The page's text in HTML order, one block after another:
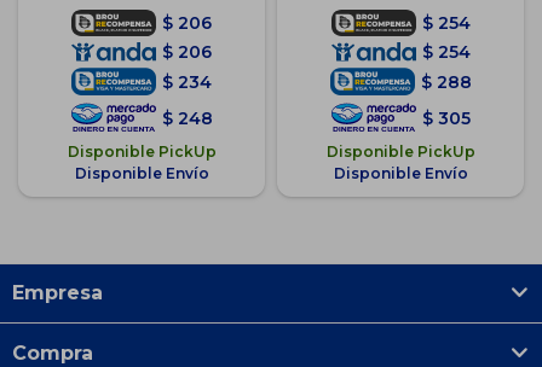
$ 206
$ 206
$ 234
$ 248
Disponible PickUp
Disponible Envío
$ 254
$ 254
$ 288
$ 305
Disponible PickUp
Disponible Envío
Empresa
Compra